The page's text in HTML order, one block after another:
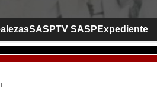
SASPTV SASP Expediente